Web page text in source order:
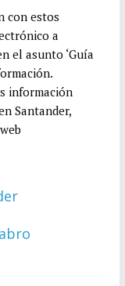
con estos
a
el asunto ‘Guía
información
Santander,